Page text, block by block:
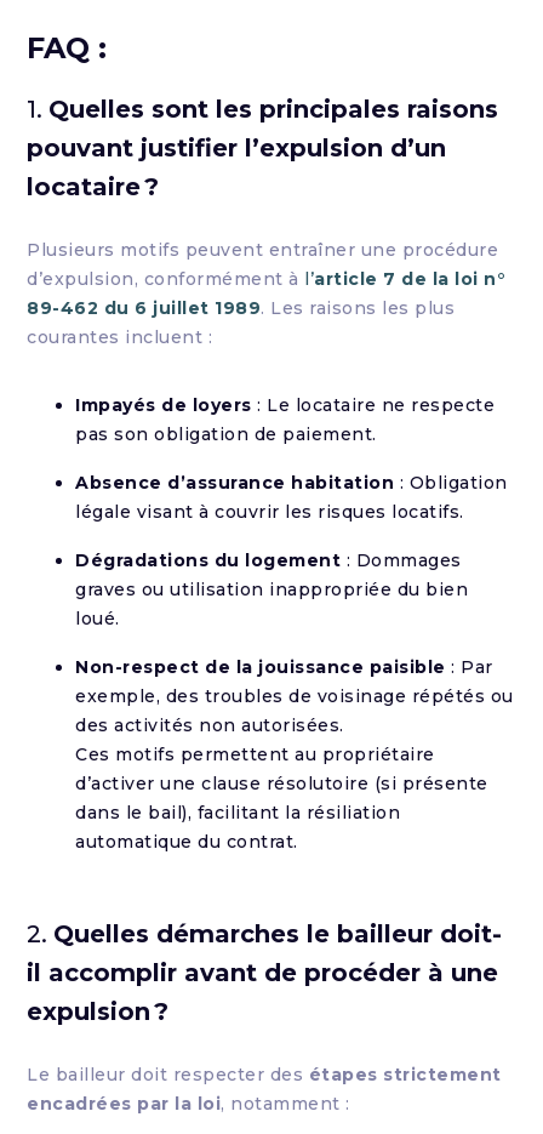
FAQ :
1. Quelles sont les principales raisons
pouvant justifier l’expulsion d’un
locataire ?
Plusieurs motifs peuvent entraîner une procédure
d’expulsion, conformément à l’article 7 de la loi n°
89-462 du 6 juillet 1989. Les raisons les plus
courantes incluent :
Impayés de loyers : Le locataire ne respecte
pas son obligation de paiement.
Absence d’assurance habitation : Obligation
légale visant à couvrir les risques locatifs.
Dégradations du logement : Dommages
graves ou utilisation inappropriée du bien
loué.
Non-respect de la jouissance paisible : Par
exemple, des troubles de voisinage répétés ou
des activités non autorisées.
Ces motifs permettent au propriétaire
d’activer une clause résolutoire (si présente
dans le bail), facilitant la résiliation
automatique du contrat.
2. Quelles démarches le bailleur doit-
il accomplir avant de procéder à une
expulsion ?
Le bailleur doit respecter des étapes strictement
encadrées par la loi, notamment :